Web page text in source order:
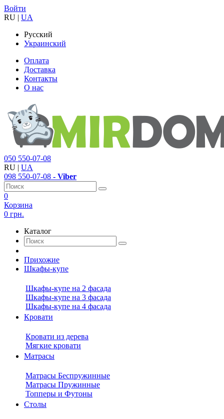
Войти
RU | UA
Русский
Украинский
Оплата
Доставка
Контакты
О нас
050 550-07-08
RU | UA
098 550-07-08 - Viber
0
Корзина
0 грн.
Каталог
Прихожие
Шкафы-купе
Шкафы-купе на 2 фасада
Шкафы-купе на 3 фасада
Шкафы-купе на 4 фасада
Кровати
Кровати из дерева
Мягкие кровати
Матрасы
Матрасы Беспружинные
Матрасы Пружинные
Топперы и Футоны
Столы